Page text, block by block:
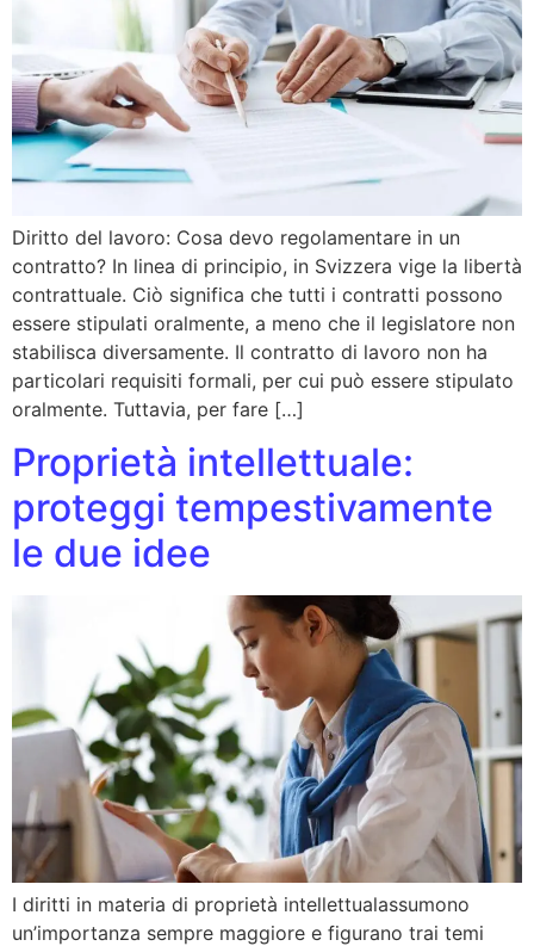
Diritto del lavoro: Cosa devo regolamentare in un
contratto? In linea di principio, in Svizzera vige la libertà
contrattuale. Ciò significa che tutti i contratti possono
essere stipulati oralmente, a meno che il legislatore non
stabilisca diversamente. Il contratto di lavoro non ha
particolari requisiti formali, per cui può essere stipulato
oralmente. Tuttavia, per fare […]
Proprietà intellettuale:
proteggi tempestivamente
le due idee
I diritti in materia di proprietà intellettualassumono
un’importanza sempre maggiore e figurano trai temi